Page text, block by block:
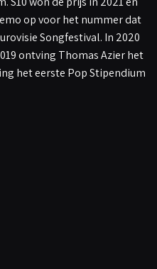
op voor het nummer dat
Songfestival. In 2020
ontving Thomas Azier het
het eerste Pop Stipendium